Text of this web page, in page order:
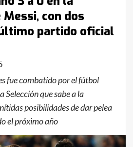
Messi, con dos
partido oficial
fue combatido por el fútbol
Selección que sabe a la
posibilidades de dar pelea
el próximo año